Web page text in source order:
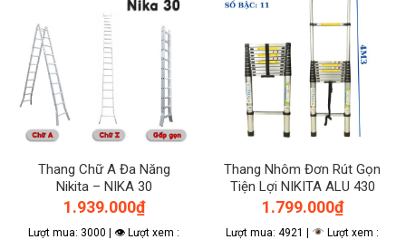
Thang Chữ A Đa Năng
Nikita – NIKA 30
1.939.000₫
Lượt mua: 3000 | 👁 Lượt xem :
Thang Nhôm Đơn Rút Gọn
Tiện Lợi NIKITA ALU 430
1.799.000₫
Lượt mua: 4921 |
Lượt xem :